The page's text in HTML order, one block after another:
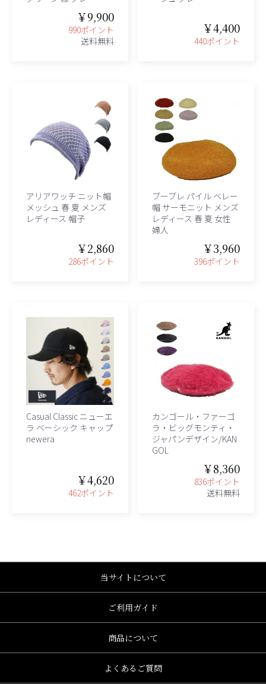
￥9,900
990ポイント
送料無料
￥4,400
440ポイント
アリアワッチ ニット帽
メッシュ 春 夏 メンズ
レディース 帽子
￥2,860
286ポイント
ブーブレ パイル ベレー
帽 サーモニット メンズ
レディース 春 夏 女性
婦人
￥3,960
396ポイント
Casual Classic ニューエ
ラ ベーシック キャップ
newera
￥4,620
462ポイント
カンゴール・ファーゴ
ラ・ビッグモンティ・
ジャパンデザイン/KAN
GOL
￥8,360
836ポイント
送料無料
当サイトについて
ご利用ガイド
商品について
よくあるご質問